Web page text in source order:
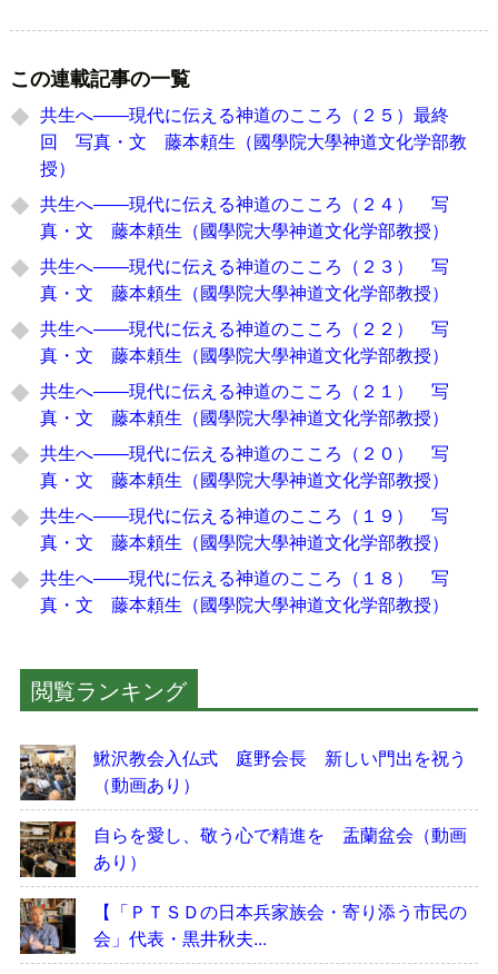
この連載記事の一覧
共生へ――現代に伝える神道のこころ（２５）最終
回 写真・文 藤本頼生（國學院大學神道文化学部教
授）
共生へ――現代に伝える神道のこころ（２４） 写
真・文 藤本頼生（國學院大學神道文化学部教授）
共生へ――現代に伝える神道のこころ（２３） 写
真・文 藤本頼生（國學院大學神道文化学部教授）
共生へ――現代に伝える神道のこころ（２２） 写
真・文 藤本頼生（國學院大學神道文化学部教授）
共生へ――現代に伝える神道のこころ（２１） 写
真・文 藤本頼生（國學院大學神道文化学部教授）
共生へ――現代に伝える神道のこころ（２０） 写
真・文 藤本頼生（國學院大學神道文化学部教授）
共生へ――現代に伝える神道のこころ（１９） 写
真・文 藤本頼生（國學院大學神道文化学部教授）
共生へ――現代に伝える神道のこころ（１８） 写
真・文 藤本頼生（國學院大學神道文化学部教授）
閲覧ランキング
鰍沢教会入仏式 庭野会長 新しい門出を祝う
（動画あり）
自らを愛し、敬う心で精進を 盂蘭盆会（動画
あり）
【「ＰＴＳＤの日本兵家族会・寄り添う市民の
会」代表・黒井秋夫...